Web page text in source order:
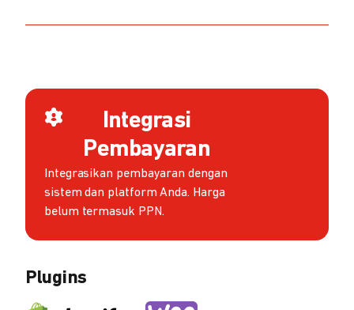
Integrasi
Pembayaran
Integrasikan pembayaran dengan
sistem dan platform Anda. Harga
belum termasuk PPN.
Plugins